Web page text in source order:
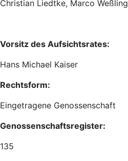
Christian Liedtke, Marco Weßling
Vorsitz des Aufsichtsrates:
Hans Michael Kaiser
Rechtsform:
Eingetragene Genossenschaft
Genossenschaftsregister:
135